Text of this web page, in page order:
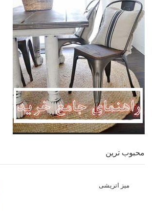
محبوب ترین
میز اتریشی